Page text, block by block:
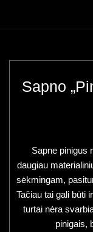
Sapno
Sapne pinigus
daugiau
sėkmingam,
Tačiau tai gali būti
turtai nėra
pinigais,